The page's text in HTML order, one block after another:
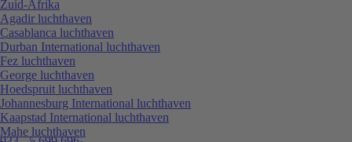
Zuid-Afrika
Agadir luchthaven
Casablanca luchthaven
Durban International luchthaven
Fez luchthaven
George luchthaven
Hoedspruit luchthaven
Johannesburg International luchthaven
Kaapstad International luchthaven
Mahe luchthaven